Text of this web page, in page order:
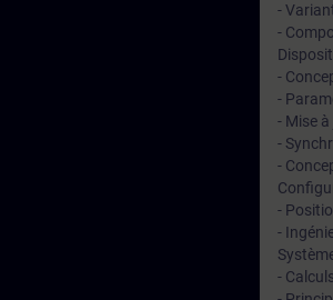
-
-
-
-
- Mise
-
-
-
-
-